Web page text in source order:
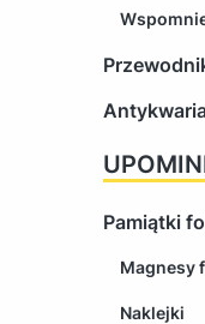
Pamiątki
Magnesy
Naklejki